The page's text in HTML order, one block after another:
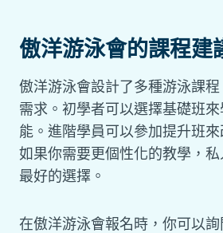
傲洋游泳會的課程建
傲洋游泳會設計了多種游泳課
需求。初學者可以選擇基礎班
能。進階學員可以參加提升班來
如果你需要更個性化的教學，
最好的選擇。
在傲洋游泳會報名時，你可以